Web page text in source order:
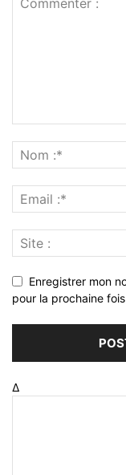
Enregistrer mon
pour la prochaine
Δ